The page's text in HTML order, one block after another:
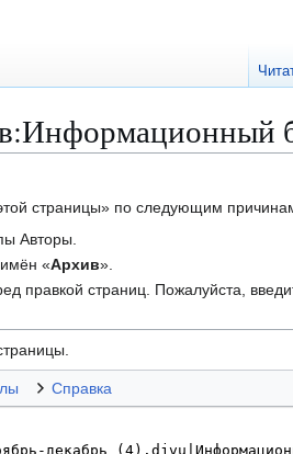
страницы» по следующим
Авторы.
«Архив».
правкой страниц. Пожалуйста,
Справка